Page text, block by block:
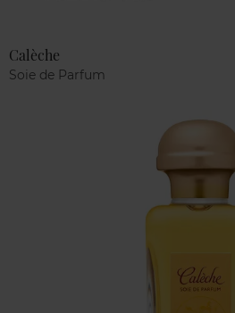
Calèche
Soie de Parfum